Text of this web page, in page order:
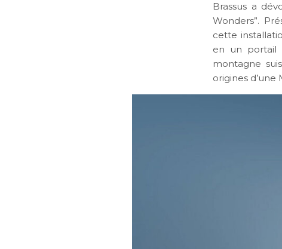
Brassus a
Wonders”.
cette
en un portail
montagne
origines